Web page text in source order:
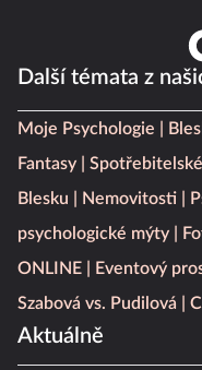
Další témata z
Moje Psychologie
Fantasy
Blesku
Nemovitosti
psychologické mýty
ONLINE
Eventový
Szabová vs. Pudilová
Aktuálně